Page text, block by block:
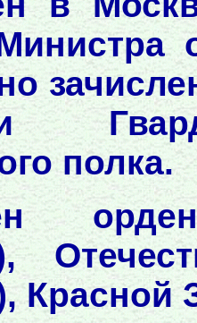
полка.
Красной